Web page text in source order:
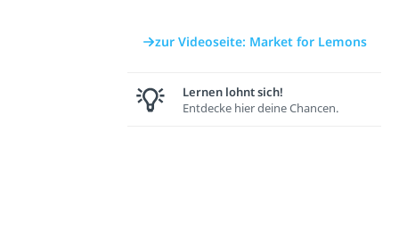
zur Videoseite: Market for Lemons
Lernen lohnt sich!
Entdecke hier deine Chancen.